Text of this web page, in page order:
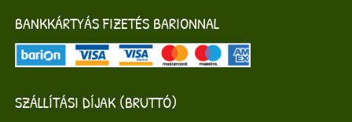
BANKKÁRTYÁS FIZETÉS BARIONNAL
SZÁLLÍTÁSI DÍJAK (BRUTTÓ)